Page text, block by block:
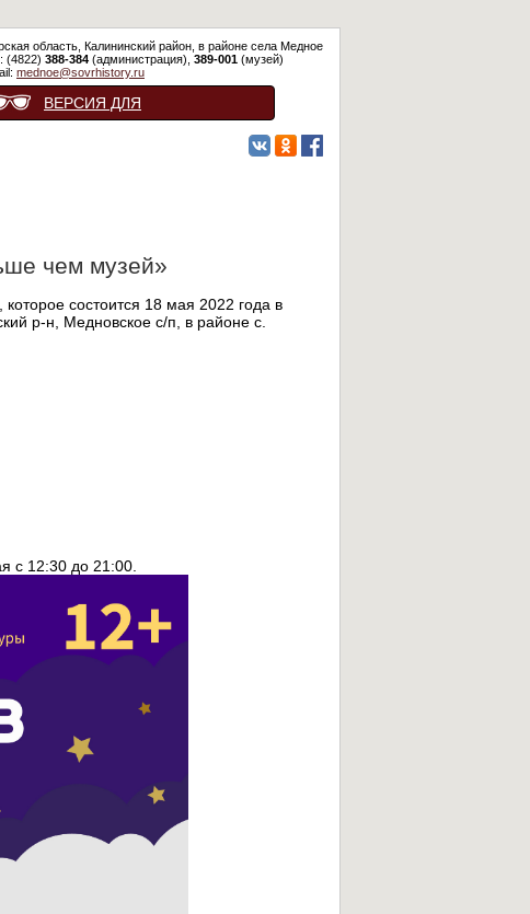
область, Калининский район, в районе села Медное
(4822) 388-384 (администрация), 389-001 (музей)
mednoe@sovrhistory.ru
ВЕРСИЯ ДЛЯ
чем музей»
состоится 18 мая 2022 года в
р-н, Медновское с/п, в районе с.
с 12:30 до 21:00.